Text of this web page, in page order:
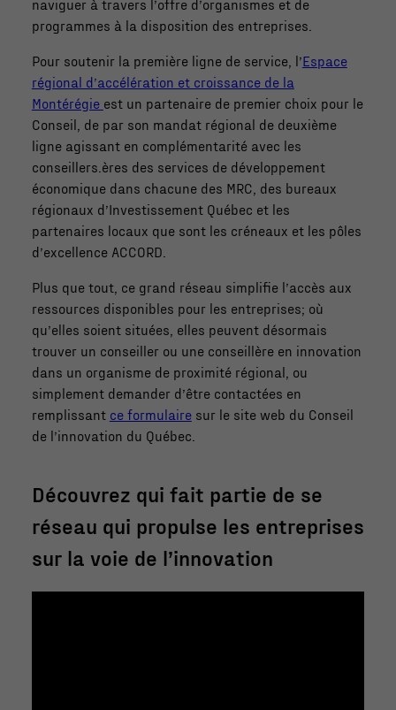
naviguer à travers l’offre d’organismes et de
programmes à la disposition des entreprises.
Pour soutenir la première ligne de service, l’Espace
régional d’accélération et croissance de la
Montérégie est un partenaire de premier choix pour le
Conseil, de par son mandat régional de deuxième
ligne agissant en complémentarité avec les
conseillers.ères des services de développement
économique dans chacune des MRC, des bureaux
régionaux d’Investissement Québec et les
partenaires locaux que sont les créneaux et les pôles
d’excellence ACCORD.
Plus que tout, ce grand réseau simplifie l’accès aux
ressources disponibles pour les entreprises; où
qu’elles soient situées, elles peuvent désormais
trouver un conseiller ou une conseillère en innovation
dans un organisme de proximité régional, ou
simplement demander d’être contactées en
remplissant ce formulairesur le site web du Conseil
de l’innovation du Québec.
Découvrez qui fait partie de se
réseau qui propulse les entreprises
sur la voie de l’innovation